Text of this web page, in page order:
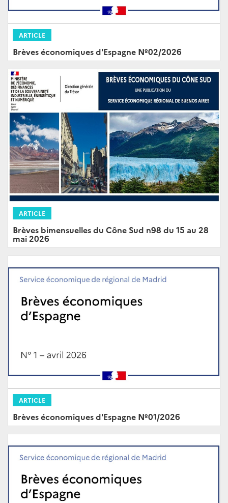
ARTICLE
Brèves économiques d'Espagne Nº02/2026
ARTICLE
Brèves bimensuelles du Cône Sud n98 du 15 au 28
mai 2026
ARTICLE
Brèves économiques d'Espagne Nº01/2026